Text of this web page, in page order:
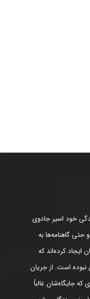
خود اسیر جادوی
حتی گاهنامه‌ها به
ایجاد کرده‌اند که
نبوده است. از جریان
جایگاه‌شان غالباً